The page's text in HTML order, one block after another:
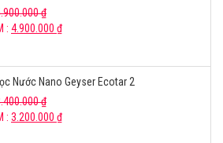
₫
: 4.900.000 ₫
Nước Nano Geyser Ecotar 2
₫
: 3.200.000 ₫